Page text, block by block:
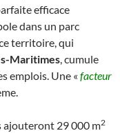
efficace
dans un parc
territoire, qui
Maritimes, cumule
emplois. Une « facteur
ajouteront 29 000 m2